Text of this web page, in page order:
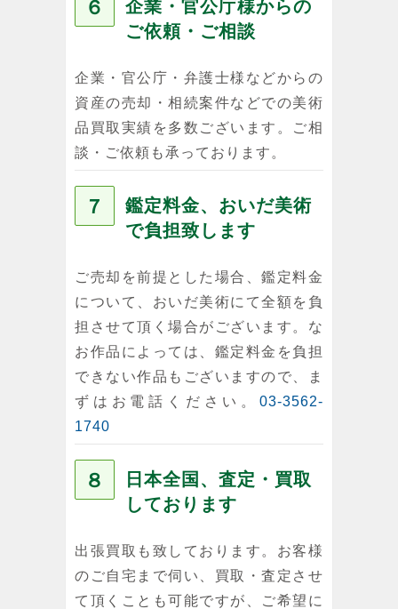
６
企業・官公庁様からの
ご依頼・ご相談
企業・官公庁・弁護士様などからの
資産の売却・相続案件などでの美術
品買取実績を多数ございます。ご相
談・ご依頼も承っております。
７
鑑定料金、おいだ美術
で負担致します
ご売却を前提とした場合、鑑定料金
について、おいだ美術にて全額を負
担させて頂く場合がございます。な
お作品によっては、鑑定料金を負担
できない作品もございますので、ま
ずはお電話ください。 03-3562-
1740
８
日本全国、査定・買取
しております
出張買取も致しております。お客様
のご自宅まで伺い、買取・査定させ
て頂くことも可能ですが、ご希望に